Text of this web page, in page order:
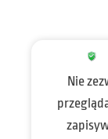
Nie